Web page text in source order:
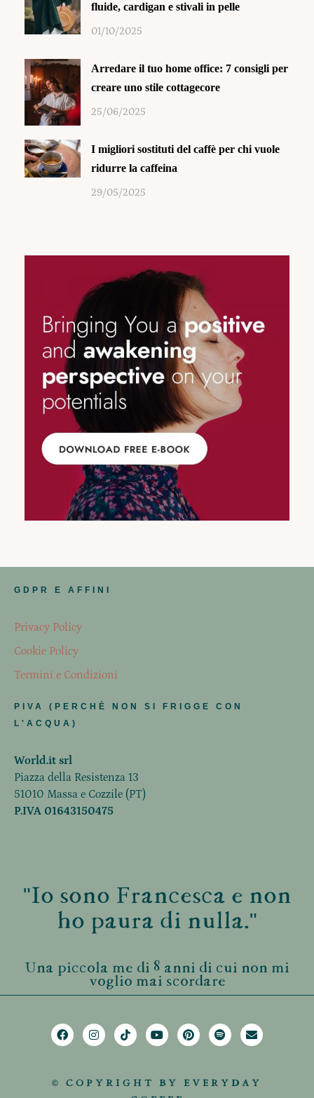
fluide, cardigan e stivali in pelle
01/10/2025
Arredare il tuo home office: 7 consigli per
creare uno stile cottagecore
25/06/2025
I migliori sostituti del caffè per chi vuole
ridurre la caffeina
29/05/2025
GDPR E AFFINI
Privacy Policy
Cookie Policy
Termini e Condizioni
PIVA (PERCHÈ NON SI FRIGGE CON
L'ACQUA)
World.it srl
Piazza della Resistenza 13
51010 Massa e Cozzile (PT)
P.IVA 01643150475
"Io sono Francesca e non
ho paura di nulla."
Una piccola me di 8 anni di cui non mi
voglio mai scordare
© COPYRIGHT BY EVERYDAY